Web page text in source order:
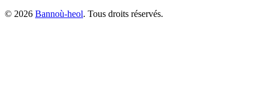
© 2026 Bannoù-heol. Tous droits réservés.